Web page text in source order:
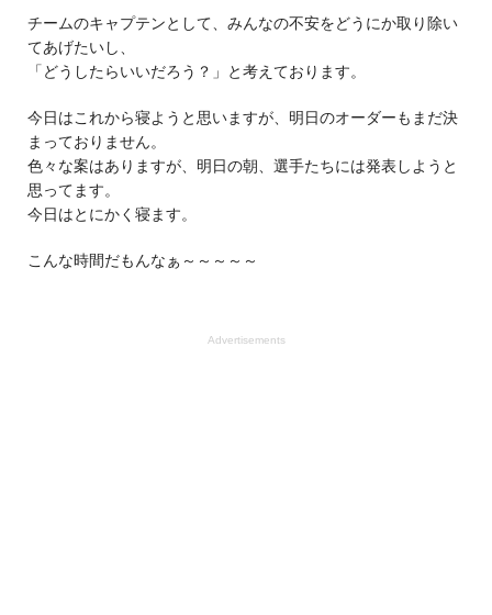
チームのキャプテンとして、みんなの不安をどうにか取り除い
てあげたいし、
「どうしたらいいだろう？」と考えております。
今日はこれから寝ようと思いますが、明日のオーダーもまだ決
まっておりません。
色々な案はありますが、明日の朝、選手たちには発表しようと
思ってます。
今日はとにかく寝ます。
こんな時間だもんなぁ～～～～～
Advertisements